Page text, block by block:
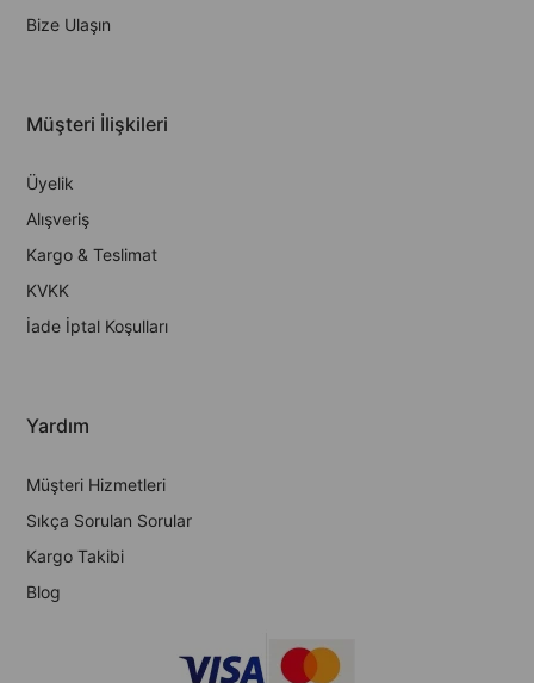
Bize Ulaşın
Müşteri İlişkileri
Üyelik
Alışveriş
Kargo & Teslimat
KVKK
İade İptal Koşulları
Yardım
Müşteri Hizmetleri
Sıkça Sorulan Sorular
Kargo Takibi
Blog